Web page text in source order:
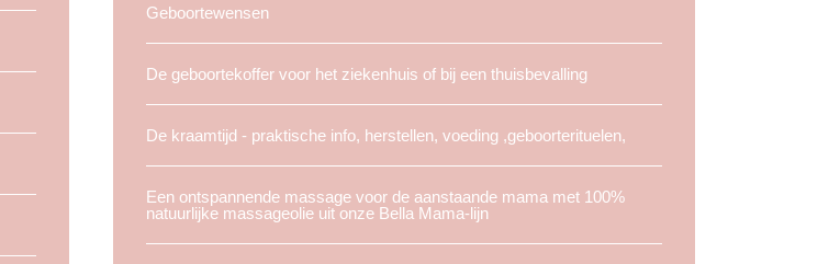
Geboortewensen
De geboortekoffer voor het ziekenhuis of bij een thuisbevalling
De kraamtijd - praktische info, herstellen, voeding ,geboorterituelen,
Een ontspannende massage voor de aanstaande mama met 100%
natuurlijke massageolie uit onze Bella Mama-lijn